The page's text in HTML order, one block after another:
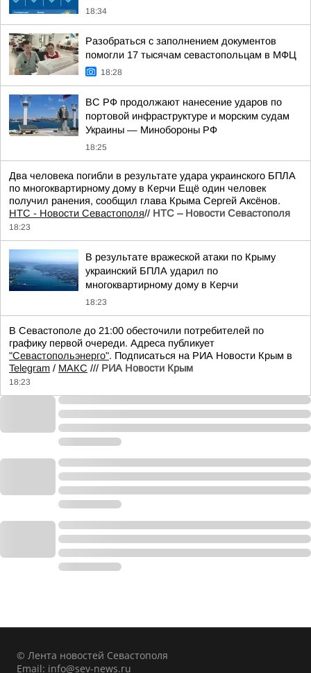
18:34
Разобраться с заполнением документов
помогли 17 тысячам севастопольцам в МФЦ
18:28
ВС РФ продолжают нанесение ударов по
портовой инфраструктуре и морским судам
Украины — Минобороны РФ
18:25
Два человека погибли в результате удара украинского БПЛА
по многоквартирному дому в Керчи Ещё один человек
получил ранения, сообщил глава Крыма Сергей Аксёнов.
НТС - Новости Севастополя// НТС – Новости Севастополя
18:23
В результате вражеской атаки по Крыму
украинский БПЛА ударил по
многоквартирному дому в Керчи
18:23
В Севастополе до 21:00 обесточили потребителей по
графику первой очереди. Адреса публикует
"Севастопольэнерго". Подписаться на РИА Новости Крым в
Telegram / МАКС /// РИА Новости Крым
18:23
© Лента новостей Севастополя
Email: info@sev-news.ru